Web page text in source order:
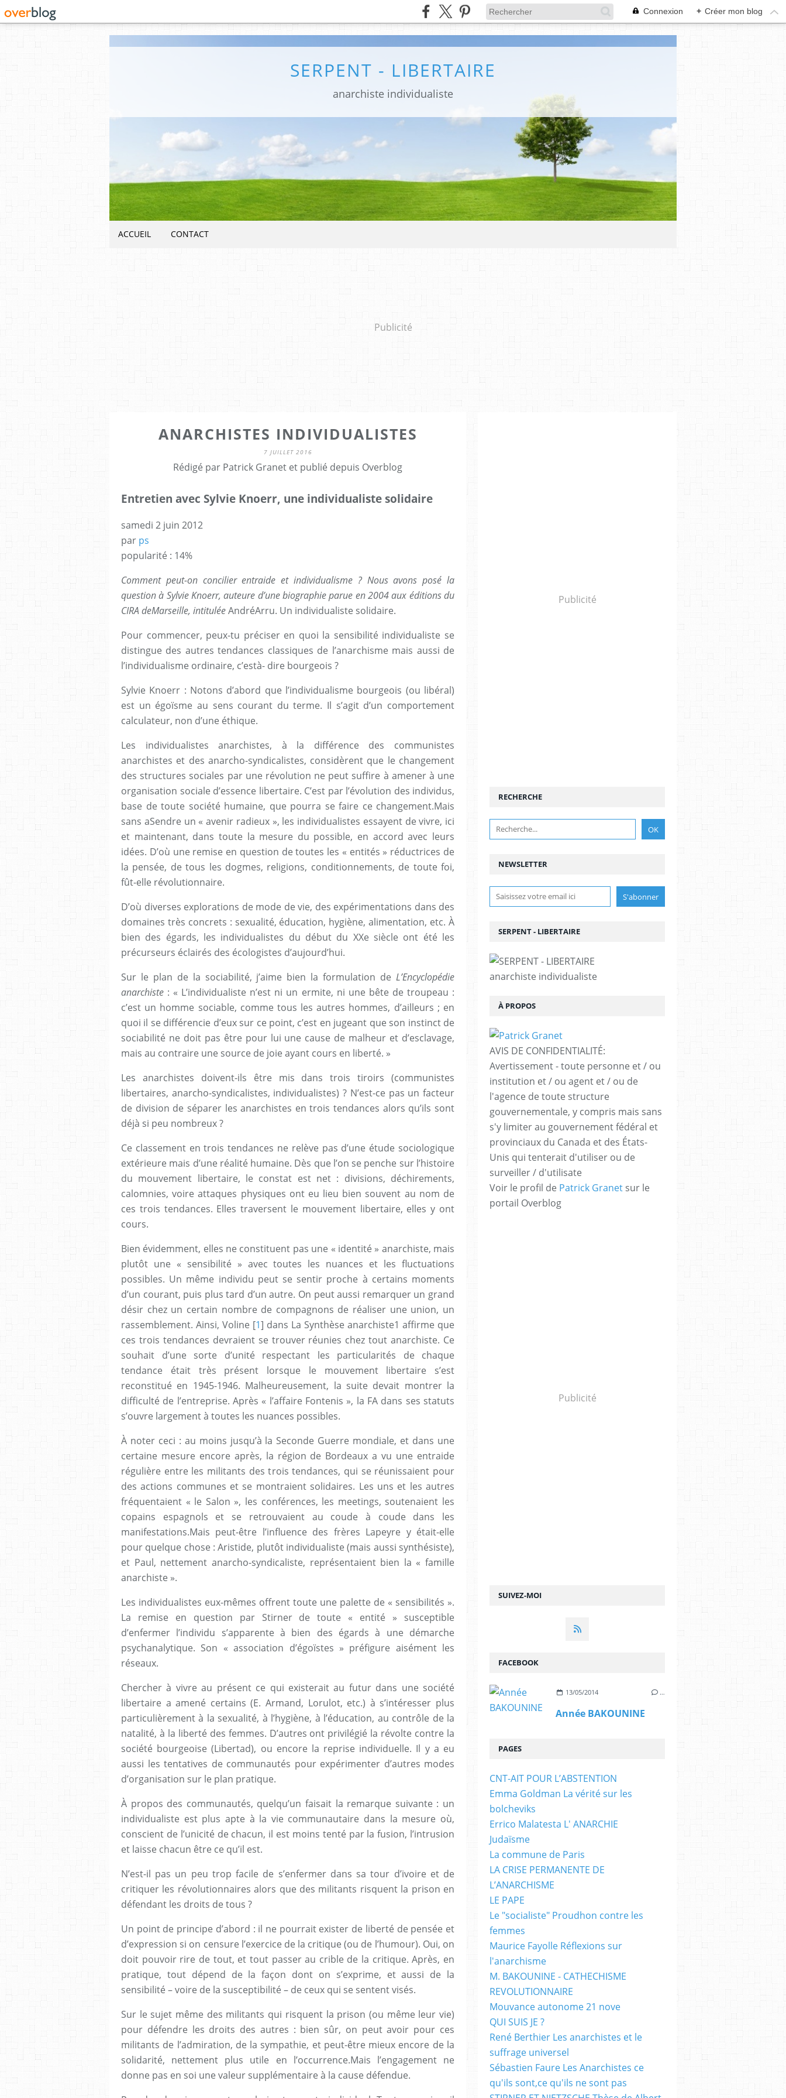
Connexion + Créer mon blog
SERPENT - LIBERTAIRE
anarchiste individualiste
ACCUEIL CONTACT
Publicité
ANARCHISTES INDIVIDUALISTES
7 JUILLET 2016
Rédigé par Patrick Granet et publié depuis Overblog
Entretien avec Sylvie Knoerr, une individualiste solidaire
samedi 2 juin 2012
par ps
popularité : 14%
Comment peut-on concilier entraide et individualisme ? Nous avons posé la
question à Sylvie Knoerr, auteure d’une biographie parue en 2004 aux éditions du
CIRA deMarseille, intituléeAndréArru. Un individualiste solidaire.
Pour commencer, peux-tu préciser en quoi la sensibilité individualiste se
distingue des autres tendances classiques de l’anarchisme mais aussi de
l’individualisme ordinaire, c’està- dire bourgeois ?
Sylvie Knoerr : Notons d’abord que l’individualisme bourgeois (ou libéral)
est un égoïsme au sens courant du terme. Il s’agit d’un comportement
calculateur, non d’une éthique.
Les individualistes anarchistes, à la différence des communistes
anarchistes et des anarcho-syndicalistes, considèrent que le changement
des structures sociales par une révolution ne peut suffire à amener à une
organisation sociale d’essence libertaire. C’est par l’évolution des individus,
base de toute société humaine, que pourra se faire ce changement.Mais
sans aSendre un « avenir radieux », les individualistes essayent de vivre, ici
et maintenant, dans toute la mesure du possible, en accord avec leurs
idées. D’où une remise en question de toutes les « entités » réductrices de
la pensée, de tous les dogmes, religions, conditionnements, de toute foi,
fût-elle révolutionnaire.
D’où diverses explorations de mode de vie, des expérimentations dans des
domaines très concrets : sexualité, éducation, hygiène, alimentation, etc. À
bien des égards, les individualistes du début du XXe siècle ont été les
précurseurs éclairés des écologistes d’aujourd’hui.
Sur le plan de la sociabilité, j’aime bien la formulation de L’Encyclopédie
anarchiste : « L’individualiste n’est ni un ermite, ni une bête de troupeau :
c’est un homme sociable, comme tous les autres hommes, d’ailleurs ; en
quoi il se différencie d’eux sur ce point, c’est en jugeant que son instinct de
sociabilité ne doit pas être pour lui une cause de malheur et d’esclavage,
mais au contraire une source de joie ayant cours en liberté. »
Les anarchistes doivent-ils être mis dans trois tiroirs (communistes
libertaires, anarcho-syndicalistes, individualistes) ? N’est-ce pas un facteur
de division de séparer les anarchistes en trois tendances alors qu’ils sont
déjà si peu nombreux ?
Ce classement en trois tendances ne relève pas d’une étude sociologique
extérieure mais d’une réalité humaine. Dès que l’on se penche sur l’histoire
du mouvement libertaire, le constat est net : divisions, déchirements,
calomnies, voire attaques physiques ont eu lieu bien souvent au nom de
ces trois tendances. Elles traversent le mouvement libertaire, elles y ont
cours.
Bien évidemment, elles ne constituent pas une « identité » anarchiste, mais
plutôt une « sensibilité » avec toutes les nuances et les fluctuations
possibles. Un même individu peut se sentir proche à certains moments
d’un courant, puis plus tard d’un autre. On peut aussi remarquer un grand
désir chez un certain nombre de compagnons de réaliser une union, un
rassemblement. Ainsi, Voline [1] dans La Synthèse anarchiste1 affirme que
ces trois tendances devraient se trouver réunies chez tout anarchiste. Ce
souhait d’une sorte d’unité respectant les particularités de chaque
tendance était très présent lorsque le mouvement libertaire s’est
reconstitué en 1945-1946. Malheureusement, la suite devait montrer la
difficulté de l’entreprise. Après « l’affaire Fontenis », la FA dans ses statuts
s’ouvre largement à toutes les nuances possibles.
À noter ceci : au moins jusqu’à la Seconde Guerre mondiale, et dans une
certaine mesure encore après, la région de Bordeaux a vu une entraide
régulière entre les militants des trois tendances, qui se réunissaient pour
des actions communes et se montraient solidaires. Les uns et les autres
fréquentaient « le Salon », les conférences, les meetings, soutenaient les
copains espagnols et se retrouvaient au coude à coude dans les
manifestations.Mais peut-être l’influence des frères Lapeyre y était-elle
pour quelque chose : Aristide, plutôt individualiste (mais aussi synthésiste),
et Paul, nettement anarcho-syndicaliste, représentaient bien la « famille
anarchiste ».
Les individualistes eux-mêmes offrent toute une palette de « sensibilités ».
La remise en question par Stirner de toute « entité » susceptible
d’enfermer l’individu s’apparente à bien des égards à une démarche
psychanalytique. Son « association d’égoïstes » préfigure aisément les
réseaux.
Chercher à vivre au présent ce qui existerait au futur dans une société
libertaire a amené certains (E. Armand, Lorulot, etc.) à s’intéresser plus
particulièrement à la sexualité, à l’hygiène, à l’éducation, au contrôle de la
natalité, à la liberté des femmes. D’autres ont privilégié la révolte contre la
société bourgeoise (Libertad), ou encore la reprise individuelle. Il y a eu
aussi les tentatives de communautés pour expérimenter d’autres modes
d’organisation sur le plan pratique.
À propos des communautés, quelqu’un faisait la remarque suivante : un
individualiste est plus apte à la vie communautaire dans la mesure où,
conscient de l’unicité de chacun, il est moins tenté par la fusion, l’intrusion
et laisse chacun être ce qu’il est.
N’est-il pas un peu trop facile de s’enfermer dans sa tour d’ivoire et de
critiquer les révolutionnaires alors que des militants risquent la prison en
défendant les droits de tous ?
Un point de principe d’abord : il ne pourrait exister de liberté de pensée et
d’expression si on censure l’exercice de la critique (ou de l’humour). Oui, on
doit pouvoir rire de tout, et tout passer au crible de la critique. Après, en
pratique, tout dépend de la façon dont on s’exprime, et aussi de la
sensibilité – voire de la susceptibilité – de ceux qui se sentent visés.
Sur le sujet même des militants qui risquent la prison (ou même leur vie)
pour défendre les droits des autres : bien sûr, on peut avoir pour ces
militants de l’admiration, de la sympathie, et peut-être mieux encore de la
solidarité, nettement plus utile en l’occurrence.Mais l’engagement ne
donne pas en soi une valeur supplémentaire à la cause défendue.
Publicité
NEWSLETTER
SUIVEZ-MOI
RECHERCHE
SERPENT - LIBERTAIRE
anarchiste individualiste
À PROPOS
AVIS DE CONFIDENTIALITÉ:
Avertissement - toute personne et / ou
institution et / ou agent et / ou de
l'agence de toute structure
gouvernementale, y compris mais sans
s'y limiter au gouvernement fédéral et
provinciaux du Canada et des États-
Unis qui tenterait d'utiliser ou de
surveiller / d'utilisate
Voir le profil de Patrick Granet sur le
portail Overblog
Publicité
FACEBOOK
13/05/2014 …
Année BAKOUNINE
PAGES
CNT-AIT POUR L’ABSTENTION
Emma Goldman La vérité sur les
bolcheviks
Errico Malatesta L' ANARCHIE
Judaïsme
La commune de Paris
LA CRISE PERMANENTE DE
L’ANARCHISME
LE PAPE
Le "socialiste" Proudhon contre les
femmes
Maurice Fayolle Réflexions sur
l'anarchisme
M. BAKOUNINE - CATHECHISME
REVOLUTIONNAIRE
Mouvance autonome 21 nove
QUI SUIS JE ?
René Berthier Les anarchistes et le
suffrage universel
Sébastien Faure Les Anarchistes ce
qu'ils sont,ce qu'ils ne sont pas